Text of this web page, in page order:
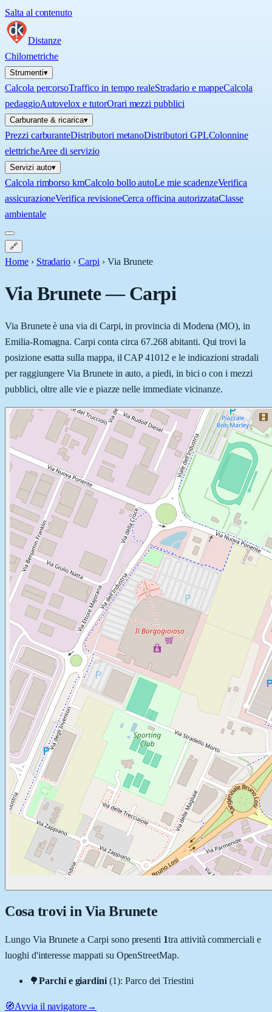
Salta al contenuto
Distanze
Chilometriche
Strumenti▾
Calcola percorsoTraffico in tempo realeStradario e mappeCalcola
pedaggioAutovelox e tutorOrari mezzi pubblici
Carburante & ricarica▾
Prezzi carburanteDistributori metanoDistributori GPLColonnine
elettricheAree di servizio
Servizi auto▾
Calcola rimborso kmCalcolo bollo autoLe mie scadenzeVerifica
assicurazioneVerifica revisioneCerca officina autorizzataClasse
ambientale
🔗
Home › Stradario › Carpi › Via Brunete
Via Brunete—Carpi
Via Brunete è una via di Carpi, in provincia di Modena (MO), in
Emilia-Romagna. Carpi conta circa 67.268 abitanti. Qui trovi la
posizione esatta sulla mappa, il CAP 41012 e le indicazioni stradali
per raggiungere Via Brunete in auto, a piedi, in bici o con i mezzi
pubblici, oltre alle vie e piazze nelle immediate vicinanze.
Cosa trovi in Via Brunete
Lungo Via Brunete aCarpi sono presenti 1tra attività commerciali e
luoghi d'interesse mappati su OpenStreetMap.
🌳Parchi e giardini (1): Parco dei Triestini
🧭Avvia il navigatore→